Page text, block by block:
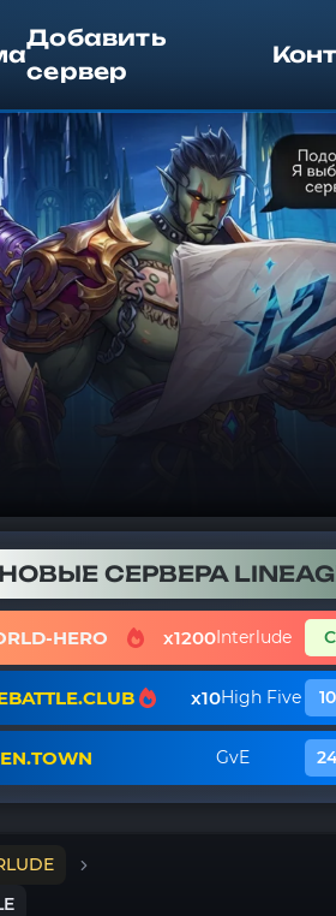
Добавить
сервер
НОВЫЕ СЕРВЕРА
HERO x1200Interlude
x10High Five
GvE